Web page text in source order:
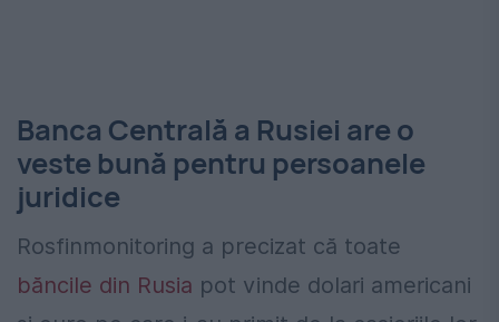
Banca Centrală a Rusiei are o
veste bună pentru persoanele
juridice
Rosfinmonitoring a precizat că toate
băncile din Rusia pot vinde dolari americani